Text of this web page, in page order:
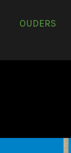
OUDERS